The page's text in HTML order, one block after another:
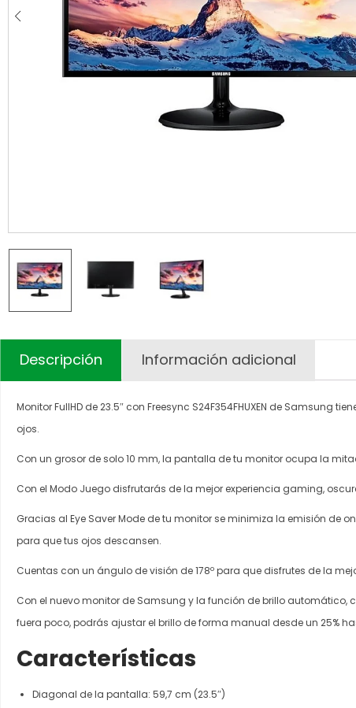
Descripción Información adicional
Monitor FullHD de 23.5″ con Freesync S24F354FHUXEN de
ojos.
Con un grosor de solo 10 mm, la pantalla de tu monitor ocupa la
Con el Modo Juego disfrutarás de la mejor experiencia gaming,
Gracias al Eye Saver Mode de tu monitor se minimiza la emisión de
para que tus ojos descansen.
Cuentas con un ángulo de visión de 178º para que disfrutes de la
Con el nuevo monitor de Samsung y la función de brillo automático,
fuera poco, podrás ajustar el brillo de forma manual desde un 25%
Características
Diagonal de la pantalla: 59,7 cm (23.5″)